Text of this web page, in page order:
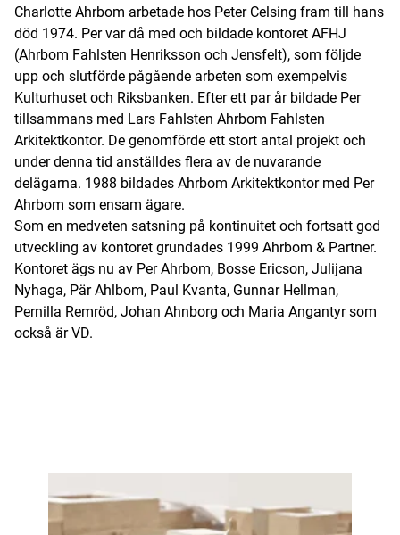
Charlotte Ahrbom arbetade hos Peter Celsing fram till hans
död 1974. Per var då med och bildade kontoret AFHJ
(Ahrbom Fahlsten Henriksson och Jensfelt), som följde
upp och slutförde pågående arbeten som exempelvis
Kulturhuset och Riksbanken. Efter ett par år bildade Per
tillsammans med Lars Fahlsten Ahrbom Fahlsten
Arkitektkontor. De genomförde ett stort antal projekt och
under denna tid anställdes flera av de nuvarande
delägarna. 1988 bildades Ahrbom Arkitektkontor med Per
Ahrbom som ensam ägare.
Som en medveten satsning på kontinuitet och fortsatt god
utveckling av kontoret grundades 1999 Ahrbom & Partner.
Kontoret ägs nu av Per Ahrbom, Bosse Ericson, Julijana
Nyhaga, Pär Ahlbom, Paul Kvanta, Gunnar Hellman,
Pernilla Remröd, Johan Ahnborg och Maria Angantyr som
också är VD.